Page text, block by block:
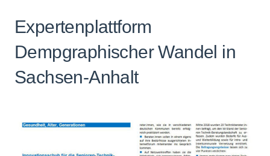
Expertenplattform
Dempgraphischer Wandel in
Sachsen-Anhalt